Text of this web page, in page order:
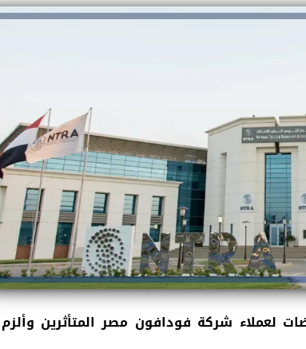
لعملاء شركة فودافون مصر المتأثرين وألزم